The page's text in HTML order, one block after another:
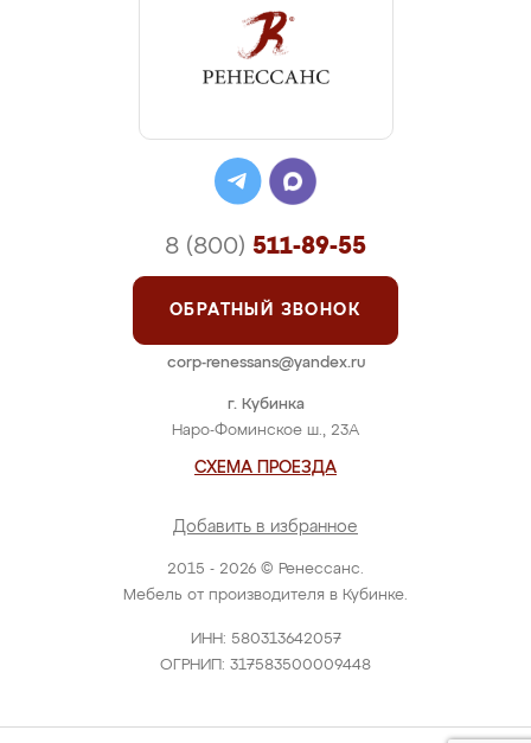
2015 - 2026 © Ренессанс.
Мебель от производителя в Кубинке.
ИНН: 580313642057
ОГРНИП: 317583500009448
г. Кубинка
Наро-Фоминское ш., 23А
СХЕМА ПРОЕЗДА
Добавить в избранное
8 (800) 511-89-55
ОБРАТНЫЙ ЗВОНОК
corp-renessans@yandex.ru